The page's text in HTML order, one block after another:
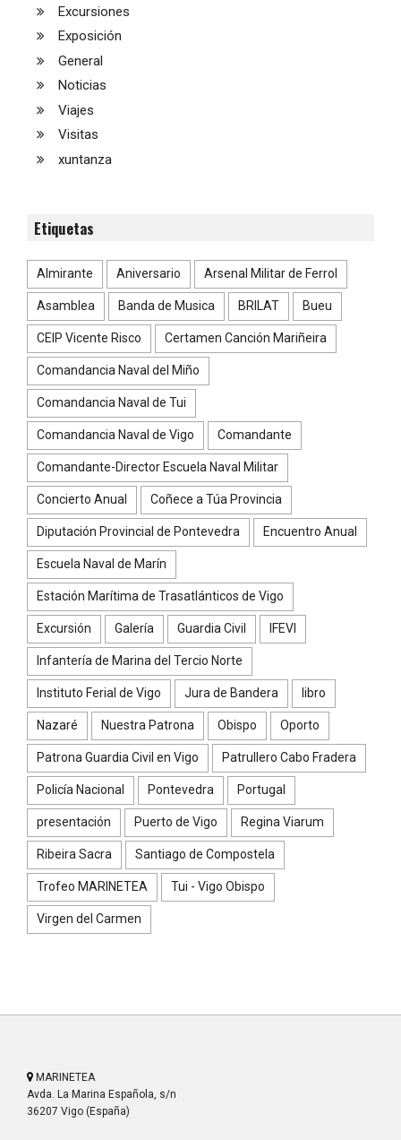
Excursiones
Exposición
General
Noticias
Viajes
Visitas
xuntanza
Etiquetas
Almirante Aniversario Arsenal Militar de Ferrol
Asamblea Banda de Musica BRILAT Bueu
CEIP Vicente Risco Certamen Canción Mariñeira
Comandancia Naval del Miño
Comandancia Naval de Tui
Comandancia Naval de Vigo Comandante
Comandante-Director Escuela Naval Militar
Concierto Anual Coñece a Túa Provincia
Diputación Provincial de Pontevedra Encuentro Anual
Escuela Naval de Marín
Estación Marítima de Trasatlánticos de Vigo
Excursión Galería Guardia Civil IFEVI
Infantería de Marina del Tercio Norte
Instituto Ferial de Vigo Jura de Bandera libro
Nazaré Nuestra Patrona Obispo Oporto
Patrona Guardia Civil en Vigo Patrullero Cabo Fradera
Policía Nacional Pontevedra Portugal
presentación Puerto de Vigo Regina Viarum
Ribeira Sacra Santiago de Compostela
Trofeo MARINETEA Tui - Vigo Obispo
Virgen del Carmen
MARINETEA
Avda. La Marina Española, s/n
36207 Vigo (España)